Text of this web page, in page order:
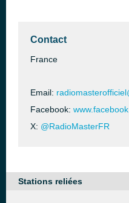
Contact
France
Email:
Facebook:
X: @RadioMasterFR
Stations reliées